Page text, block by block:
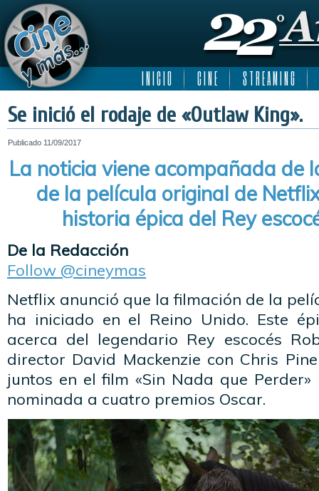
I N I C I O C I N E S T R E A M I N G
Se inició el rodaje de «Outlaw King».
Publicado 11/09/2017
La noticia viene acompañada de
de la película original de
historia épica del Rey
De la Redacción
Follow @cineymas
Netflix anunció que la filmación de la
ha iniciado en el Reino Unido. Este
acerca del legendario Rey escocés
director David Mackenzie con Chris
juntos en el film «Sin Nada que
nominada a cuatro premios Oscar.